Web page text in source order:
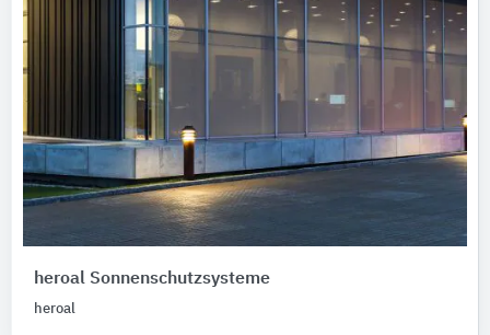
heroal Sonnenschutzsysteme
heroal